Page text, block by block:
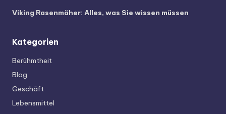
Viking Rasenmäher: Alles, was Sie wissen müssen
Kategorien
Berühmtheit
Blog
Geschäft
Lebensmittel